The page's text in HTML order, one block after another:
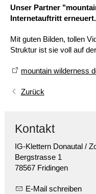
Unser Partner
Internetauftritt
Mit guten Bilden, tollen
Struktur ist sie voll auf
mountain wilderness
Zurück
Kontakt
IG-Klettern Donautal /
Bergstrasse 1
78567 Fridingen
E-Mail schreiben